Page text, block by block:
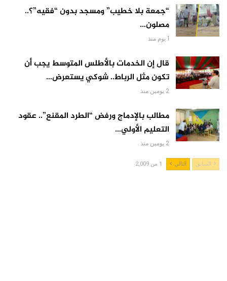
“جمعة بلا خطيب” ومسجد بدون “فقيه”؟..
مصلون…
1 يوم منذ
قال إن الخدمات بالأطلس المتوسط يجب أن
تكون مثل الرباط.. شوكي يستعرض…
2 يومين منذ
مطالب بالإدماج ورفض “الطرد المقنع”.. عقود
التعليم الأولي…
2 يومين منذ
السابق التالي 1 من 2,009